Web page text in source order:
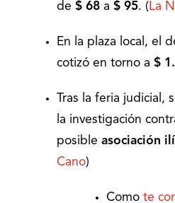
de $ 68 a $ 95. ( La
En la plaza local, el
cotizó en torno a $
Tras la feria
la investigación
posible asociación
Cano)
Como te